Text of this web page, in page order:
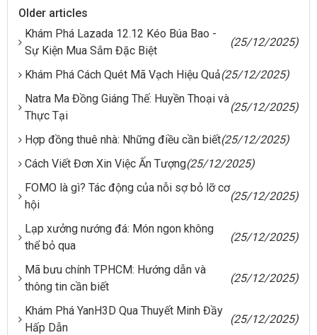
Older articles
Khám Phá Lazada 12.12 Kéo Búa Bao -
Sự Kiện Mua Sắm Đặc Biệt
(25/12/2025)
Khám Phá Cách Quét Mã Vạch Hiệu Quả(25/12/2025)
Natra Ma Đồng Giáng Thế: Huyền Thoại và
Thực Tại
(25/12/2025)
Hợp đồng thuê nhà: Những điều cần biết(25/12/2025)
Cách Viết Đơn Xin Việc Ấn Tượng(25/12/2025)
FOMO là gì? Tác động của nỗi sợ bỏ lỡ cơ
hội
(25/12/2025)
Lạp xưởng nướng đá: Món ngon không
thể bỏ qua
(25/12/2025)
Mã bưu chính TPHCM: Hướng dẫn và
thông tin cần biết
(25/12/2025)
Khám Phá YanH3D Qua Thuyết Minh Đầy
Hấp Dẫn
(25/12/2025)